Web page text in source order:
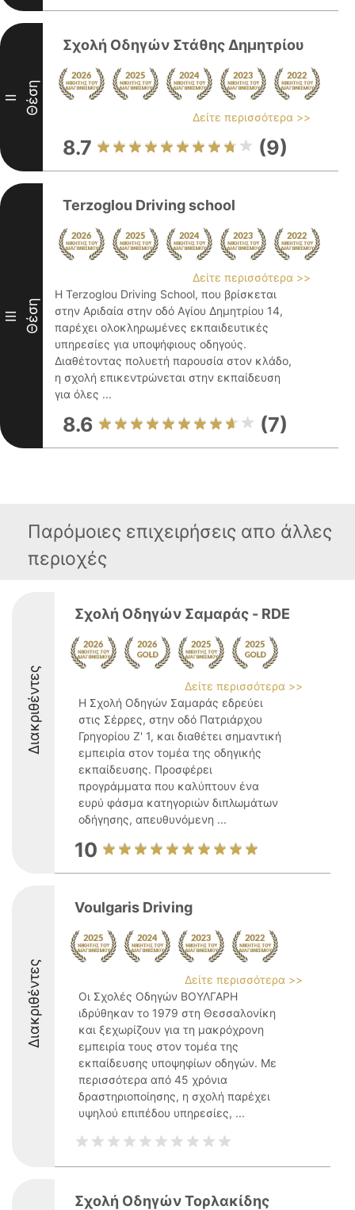
II Θέση
Σχολή Οδηγών Στάθης Δημητρίου
Δείτε περισσότερα >>
8.7 (9)
III Θέση
Terzoglou Driving school
Δείτε περισσότερα >>
Η Terzoglou Driving School, που βρίσκεται
στην Αριδαία στην οδό Αγίου Δημητρίου 14,
παρέχει ολοκληρωμένες εκπαιδευτικές
υπηρεσίες για υποψήφιους οδηγούς.
Διαθέτοντας πολυετή παρουσία στον κλάδο,
η σχολή επικεντρώνεται στην εκπαίδευση
για όλες ...
8.6 (7)
Παρόμοιες επιχειρήσεις απο άλλες
περιοχές
Διακριθέντες
Σχολή Οδηγών Σαμαράς - RDE
Δείτε περισσότερα >>
Η Σχολή Οδηγών Σαμαράς εδρεύει
στις Σέρρες, στην οδό Πατριάρχου
Γρηγορίου Ζ' 1, και διαθέτει σημαντική
εμπειρία στον τομέα της οδηγικής
εκπαίδευσης. Προσφέρει
προγράμματα που καλύπτουν ένα
ευρύ φάσμα κατηγοριών διπλωμάτων
οδήγησης, απευθυνόμενη ...
10
Διακριθέντες
Voulgaris Driving
Δείτε περισσότερα >>
Οι Σχολές Οδηγών ΒΟΥΛΓΑΡΗ
ιδρύθηκαν το 1979 στη Θεσσαλονίκη
και ξεχωρίζουν για τη μακρόχρονη
εμπειρία τους στον τομέα της
εκπαίδευσης υποψηφίων οδηγών. Με
περισσότερα από 45 χρόνια
δραστηριοποίησης, η σχολή παρέχει
υψηλού επιπέδου υπηρεσίες, ...
Σχολή Οδηγών Τορλακίδης